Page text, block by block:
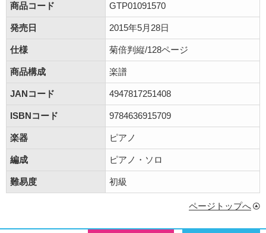
商品コード
GTP01091570
発売日 2015年5月28日
仕様 菊倍判縦/128ページ
商品構成 楽譜
JANコード 4947817251408
ISBNコード 9784636915709
楽器 ピアノ
編成 ピアノ・ソロ
難易度 初級
ページトップへ